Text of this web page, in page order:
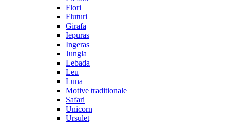
Flori
Fluturi
Girafa
Iepuras
Ingeras
Jungla
Lebada
Leu
Luna
Motive traditionale
Safari
Unicorn
Ursulet